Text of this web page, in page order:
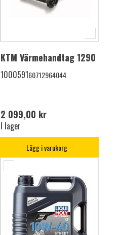
KTM Värmehandtag 1290
100059160712964044
2 099,00 kr
I lager
Lägg i varukorg